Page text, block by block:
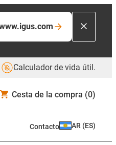
Calculador de vida útil.
Cesta de la compra (0)
Contacto AR (ES)